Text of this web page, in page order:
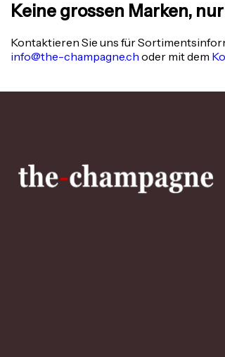
Keine grossen Marken,
Kontaktieren Sie uns für
info@the-champagne.ch oder mit dem